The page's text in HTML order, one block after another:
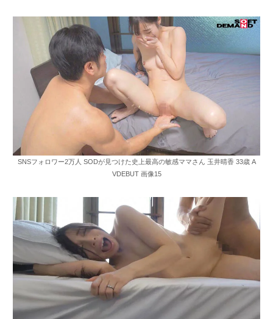
SNSフォロワー2万人 SODが見つけた史上最高の敏感ママさん 玉井晴香 33歳 A
VDEBUT 画像15